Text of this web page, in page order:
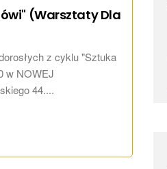
(warsztaty Dla
z cyklu "Sztuka
w NOWEJ
44....